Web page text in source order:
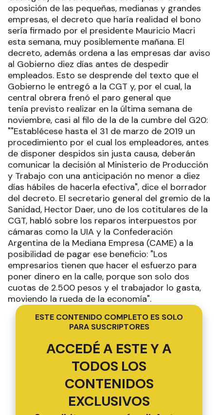
oposición de las pequeñas, medianas y grandes
empresas, el decreto que haría realidad el bono
sería firmado por el presidente Mauricio Macri
esta semana, muy posiblemente mañana. El
decreto, además ordena a las empresas dar aviso
al Gobierno diez días antes de despedir
empleados. Esto se desprende del texto que el
Gobierno le entregó a la CGT y, por el cual, la
central obrera frenó el paro general que
tenía previsto realizar en la última semana de
noviembre, casi al filo de la de la cumbre del G20:
""Establécese hasta el 31 de marzo de 2019 un
procedimiento por el cual los empleadores, antes
de disponer despidos sin justa causa, deberán
comunicar la decisión al Ministerio de Producción
y Trabajo con una anticipación no menor a diez
días hábiles de hacerla efectiva", dice el borrador
del decreto. El secretario general del gremio de la
Sanidad, Hector Daer, uno de los cotitulares de la
CGT, habló sobre los reparos interpuestos por
cámaras como la UIA y la Confederación
Argentina de la Mediana Empresa (CAME) a la
posibilidad de pagar ese beneficio: "Los
empresarios tienen que hacer el esfuerzo para
poner dinero en la calle, porque son solo dos
cuotas de 2.500 pesos y el trabajador lo gasta,
moviendo la rueda de la economía".
ESTE CONTENIDO COMPLETO ES SOLO
PARA SUSCRIPTORES
ACCEDÉ A ESTE Y A
TODOS LOS
CONTENIDOS
EXCLUSIVOS